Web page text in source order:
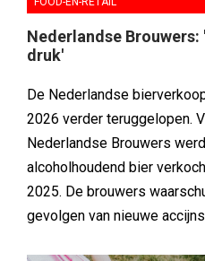
Nederlandse
druk'
De Nederlandse
2026 verder teruggelopen.
Nederlandse Brouwers
alcoholhoudend bier
2025. De brouwers
gevolgen van nieuwe